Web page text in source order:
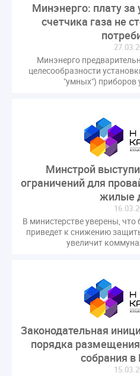
Минэнерго: плату за
счетчика газа не
Минэнерго
целесообразности
"умных") приборов
Минстрой
ограничений для
жилые
В министерстве уверены, что
приведет к снижению
увеличит
Законодательная
порядка
собрания